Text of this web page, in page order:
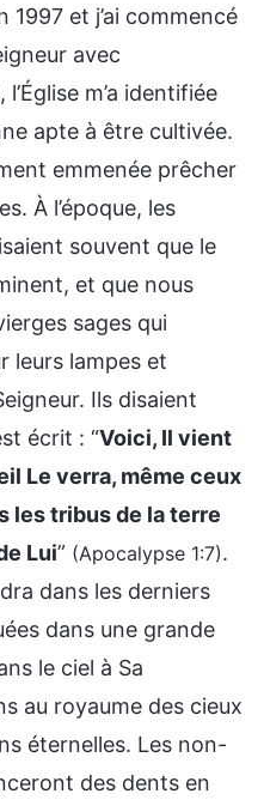
1997 et j’ai commencé
avec
m’a identifiée
apte à être cultivée.
emmenée prêcher
À l’époque, les
souvent que le
et que nous
sages qui
leurs lampes et
Ils disaient
écrit : “Voici, Il vient
Le verra, même ceux
les tribus de la terre
Lui” (Apocalypse 1:7).
dans les derniers
dans une grande
le ciel à Sa
au royaume des cieux
éternelles. Les non-
des dents en